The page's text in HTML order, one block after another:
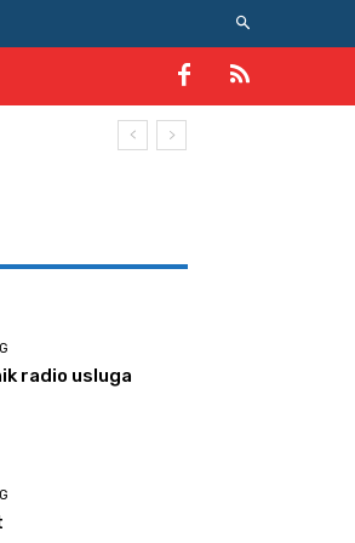
radio usluga